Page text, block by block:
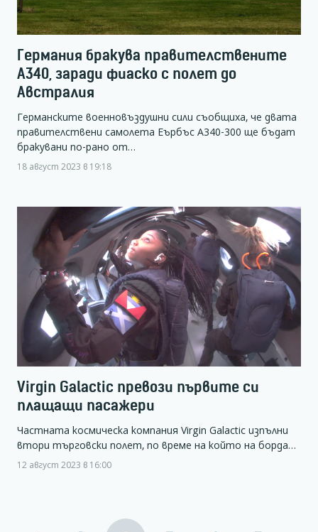
Германия бракува правителствените
А340, заради фиаско с полет до
Австралия
Германските военновъздушни сили съобщиха, че двата
правителствени самолета Еърбъс А340-300 ще бъдат
бракувани по-рано от…
18 август 2023 в 19:18
Virgin Galactic превози първите си
плащащи пасажери
Частната космическа компания Virgin Galactic изпълни
втори търговски полет, по време на който на борда…
12 август 2023 в 16:00